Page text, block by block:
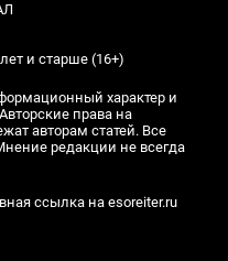
и старше (16+)
характер и
права на
авторам статей. Все
редакции не всегда
ссылка на esoreiter.ru